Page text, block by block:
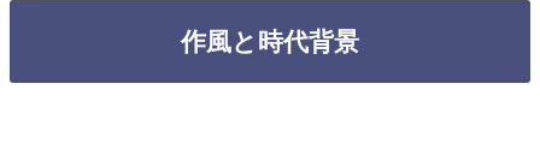
作風と時代背景